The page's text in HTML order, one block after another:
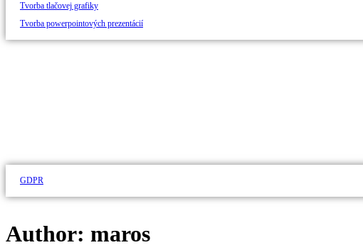
Tvorba tlačovej grafiky
Tvorba powerpointových prezentácií
GDPR
Author: maros